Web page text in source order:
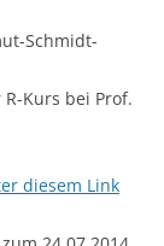
Schmidt-
Kurs bei Prof.
diesem Link